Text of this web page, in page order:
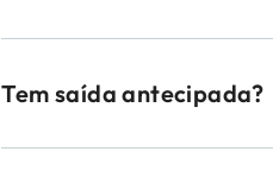
Tem saída antecipada?